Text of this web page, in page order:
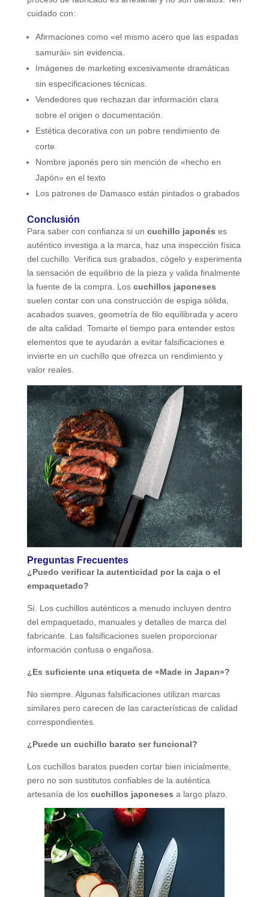
cuidado con:
Afirmaciones como «el mismo acero que las espadas
samurái» sin evidencia.
Imágenes de marketing excesivamente dramáticas
sin especificaciones técnicas.
Vendedores que rechazan dar información clara
sobre el origen o documentación.
Estética decorativa con un pobre rendimiento de
corte.
Nombre japonés pero sin mención de «hecho en
Japón» en el texto
Los patrones de Damasco están pintados o grabados
Conclusión
Para saber con confianza si un cuchillo japonés es
auténtico investiga a la marca, haz una inspección física
del cuchillo. Verifica sus grabados, cógelo y experimenta
la sensación de equilibrio de la pieza y valida finalmente
la fuente de la compra. Los cuchillos japoneses
suelen contar con una construcción de espiga sólida,
acabados suaves, geometría de filo equilibrada y acero
de alta calidad. Tomarte el tiempo para entender estos
elementos que te ayudarán a evitar falsificaciones e
invierte en un cuchillo que ofrezca un rendimiento y
valor reales.
Preguntas Frecuentes
¿Puedo verificar la autenticidad por la caja o el
empaquetado?
Sí. Los cuchillos auténticos a menudo incluyen dentro
del empaquetado, manuales y detalles de marca del
fabricante. Las falsificaciones suelen proporcionar
información confusa o engañosa.
¿Es suficiente una etiqueta de «Made in Japan»?
No siempre. Algunas falsificaciones utilizan marcas
similares pero carecen de las características de calidad
correspondientes.
¿Puede un cuchillo barato ser funcional?
Los cuchillos baratos pueden cortar bien inicialmente,
pero no son sustitutos confiables de la auténtica
artesanía de los cuchillos japoneses a largo plazo.